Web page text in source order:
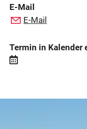
E-Mail
E-Mail
Termin in Kalender